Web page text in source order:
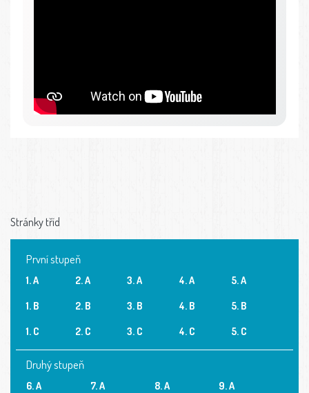
Stránky tříd
První stupeň
1. A
1. B
1. C
2. A
2. B
2. C
3. A
3. B
3. C
4. A
4. B
4. C
5. A
5. B
5. C
Druhý stupeň
6. A 7. A 8. A 9. A